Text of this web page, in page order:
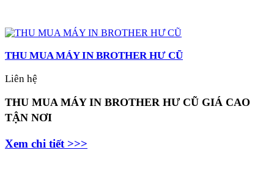
THU MUA MÁY IN BROTHER HƯ CŨ
Liên hệ
THU MUA MÁY IN BROTHER HƯ CŨ GIÁ CAO
TẬN NƠI
Xem chi tiết >>>